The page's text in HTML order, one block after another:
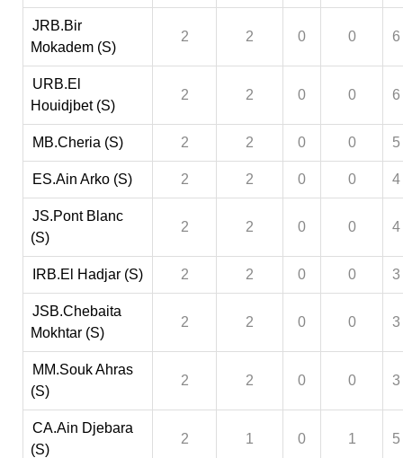
JRB.Bir
Mokadem (S)
2 2 0 0 6
URB.El
Houidjbet (S)
2 2 0 0 6
MB.Cheria (S) 2 2 0 0 5
ES.Ain Arko (S) 2 2 0 0 4
JS.Pont Blanc
(S)
2 2 0 0 4
IRB.El Hadjar (S) 2 2 0 0 3
JSB.Chebaita
Mokhtar (S)
2 2 0 0 3
MM.Souk Ahras
(S)
2 2 0 0 3
CA.Ain Djebara
(S)
2 1 0 1 5